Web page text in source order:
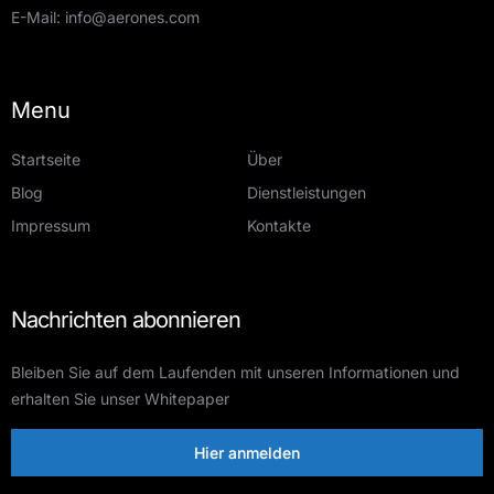
E-Mail: info@aerones.com
Menu
Startseite
Über
Blog
Dienstleistungen
Impressum
Kontakte
Nachrichten abonnieren
Bleiben Sie auf dem Laufenden mit unseren Informationen und
erhalten Sie unser Whitepaper
Hier anmelden